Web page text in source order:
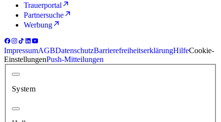
Trauerportal
Partnersuche
Werbung
ImpressumAGBDatenschutzBarrierefreiheitserklärungHilfeCookie-
EinstellungenPush-Mitteilungen
System